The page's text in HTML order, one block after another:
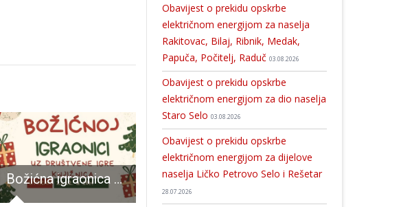
Božićna igraonica u novaljskoj knjižnici: druženje, smijeh i zajedništvo uoči blagdana U Samostalnoj narodnoj knjižnici završnica Mjeseca hrvatske knjige
Obavijest o prekidu opskrbe
električnom energijom za naselja
Rakitovac, Bilaj, Ribnik, Medak,
Papuča, Počitelj, Raduč 03.08.2026
Obavijest o prekidu opskrbe
električnom energijom za dio naselja
Staro Selo 03.08.2026
Obavijest o prekidu opskrbe
električnom energijom za dijelove
naselja Ličko Petrovo Selo i Rešetar
28.07.2026